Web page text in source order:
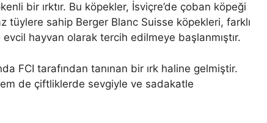
bir ırktır. Bu köpekler, İsviçre’de çoban köpeği
tüylere sahip Berger Blanc Suisse köpekleri, farklı
hayvan olarak tercih edilmeye başlanmıştır.
FCI tarafından tanınan bir ırk haline gelmiştir.
de çiftliklerde sevgiyle ve sadakatle